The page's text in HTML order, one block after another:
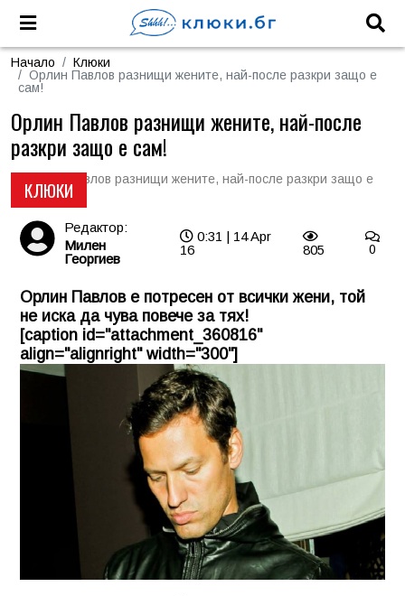
Начало
Клюки
Орлин Павлов разнищи жените, най-после разкри защо е
сам!
КЛЮКИ
Орлин Павлов разнищи жените, най-после
разкри защо е сам!
Редактор:
Милен
Георгиев
0:31 | 14 Apr
16
805 0
Орлин Павлов е потресен от всички жени, той
не иска да чува повече за тях!
[caption id="attachment_360816"
align="alignright" width="300"]